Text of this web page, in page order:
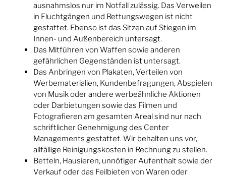
ausnahmslos nur im Notfall zulässig. Das Verweilen
in Fluchtgängen und Rettungswegen ist nicht
gestattet. Ebenso ist das Sitzen auf Stiegen im
Innen- und Außenbereich untersagt.
Das Mitführen von Waffen sowie anderen
gefährlichen Gegenständen ist untersagt.
Das Anbringen von Plakaten, Verteilen von
Werbematerialien, Kundenbefragungen, Abspielen
von Musik oder andere werbeähnliche Aktionen
oder Darbietungen sowie das Filmen und
Fotografieren am gesamten Areal sind nur nach
schriftlicher Genehmigung des Center
Managements gestattet. Wir behalten uns vor,
allfällige Reinigungskosten in Rechnung zu stellen.
Betteln, Hausieren, unnötiger Aufenthalt sowie der
Verkauf oder das Feilbieten von Waren oder